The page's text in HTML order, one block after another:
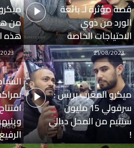
قصة مؤثرة لـ بائعة
الورد من ذوي
الاحتياجات الخاصة
من
هذه
ميكرو المغرب بريس :
سرقولي 15 مليون
سنتيم من المحل ديالي
!
21/08/2023